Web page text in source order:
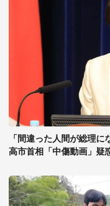
「間違った人間が総理
高市首相「中傷動画」疑